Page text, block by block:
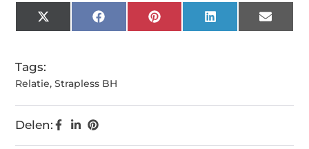
X
(Twitter)
FacebookPinterestLinkedIn Email
Tags:
Relatie,Strapless BH
Delen: